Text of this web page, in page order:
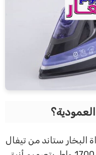
ستاند من تيفال